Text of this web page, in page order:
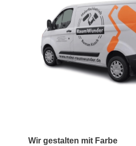
Wir gestalten mit Farbe